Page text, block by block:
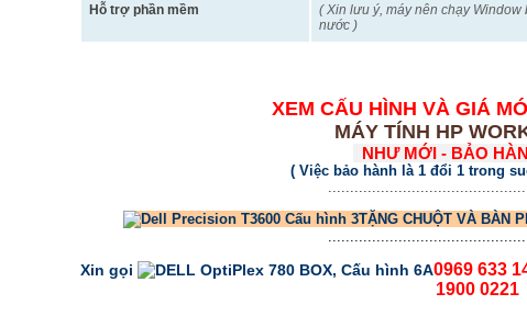
Hỗ trợ phần mềm
( Xin lưu ý, máy nên chạy
nước )
XEM CẤU HÌNH VÀ GIÁ
MÁY TÍNH HP
NHƯ MỚI - BẢO
( Việc bảo hành là 1 đổi 1 trong
TẶNG CHUỘT VÀ BÀN
Xin gọi
0969 633
1900 0221